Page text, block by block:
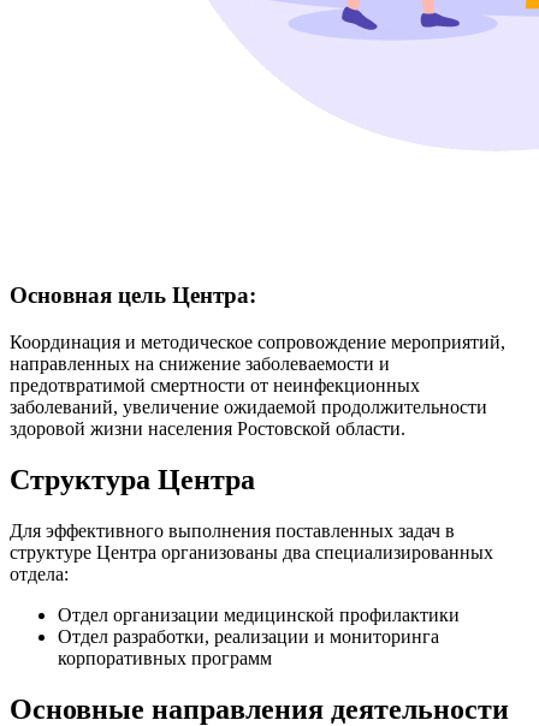
Основная цель Центра:
Координация и методическое сопровождение мероприятий,
направленных на снижение заболеваемости и
предотвратимой смертности от неинфекционных
заболеваний, увеличение ожидаемой продолжительности
здоровой жизни населения Ростовской области.
Структура Центра
Для эффективного выполнения поставленных задач в
структуре Центра организованы два специализированных
отдела:
Отдел организации медицинской профилактики
Отдел разработки, реализации и мониторинга
корпоративных программ
Основные направления деятельности